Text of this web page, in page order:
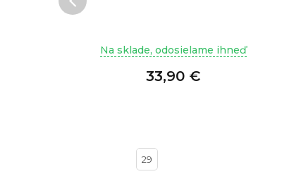
Na sklade, odosielame ihneď
33,90 €
29